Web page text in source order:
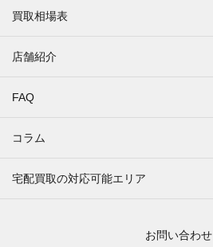
買取相場表
店舗紹介
FAQ
コラム
宅配買取の対応可能エリア
お問い合わせ